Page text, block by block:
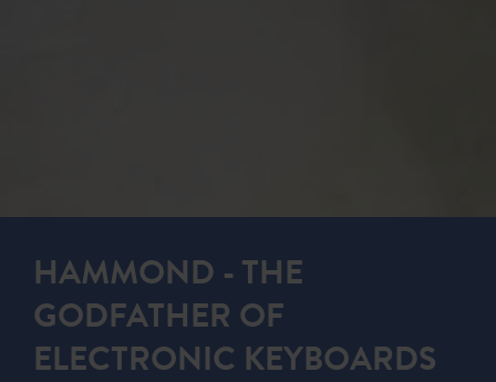
HAMMOND - THE
GODFATHER OF
ELECTRONIC KEYBOARDS